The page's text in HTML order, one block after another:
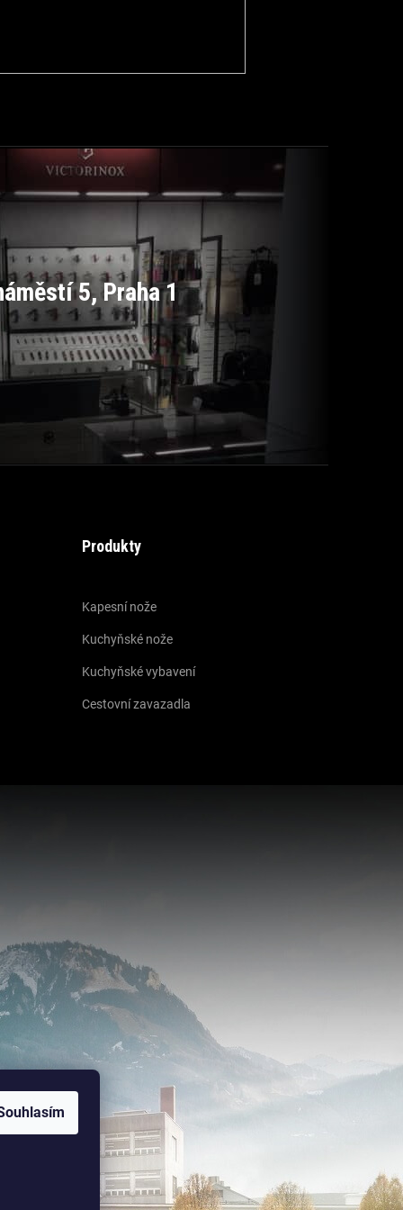
5, Praha 1
Produkty
Kapesní nože
Kuchyňské nože
Kuchyňské vybavení
Cestovní zavazadla